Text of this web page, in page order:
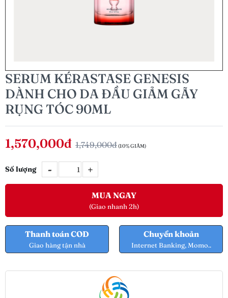
SERUM KÉRASTASE GENESIS
DÀNH CHO DA ĐẦU GIẢM GÃY
RỤNG TÓC 90ML
1,570,000đ 1,749,000đ(10% GIẢM)
Số lượng - +
MUA NGAY
(Giao nhanh 2h)
Thanh toán COD
Giao hàng tận nhà
Chuyển khoản
Internet Banking, Momo..